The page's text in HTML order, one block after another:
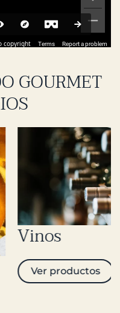
GOURMET
MOJOS
Ver producto